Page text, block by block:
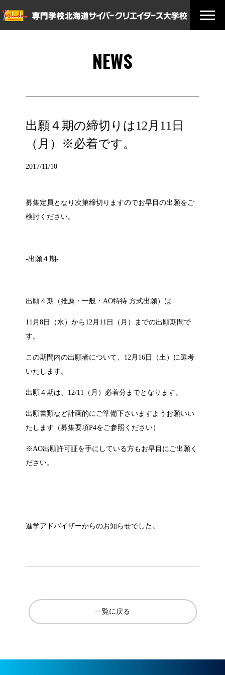
NEWS
出願４期の締切りは12月11日
（月）※必着です。
2017/11/10
募集定員となり次第締切りますのでお早目の出願をご
検討ください。
-出願４期-
出願４期（推薦・一般・AO特待 方式出願）は
11月8日（水）から12月11日（月）までの出願期間で
す。
この期間内の出願者について、12月16日（土）に選考
いたします。
出願４期は、12/11（月）必着分までとなります。
出願書類など計画的にご準備下さいますようお願いい
たします（募集要項P4をご参照ください）
※AO出願許可証を手にしている方もお早目にご出願く
ださい。
進学アドバイザーからのお知らせでした。
一覧に戻る